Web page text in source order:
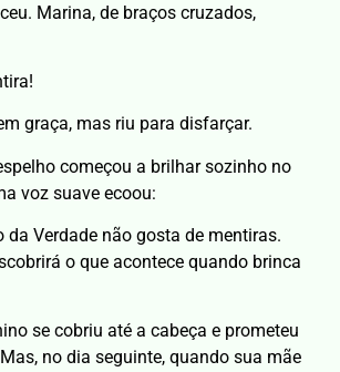
Marina, de braços cruzados,
graça, mas riu para disfarçar.
começou a brilhar sozinho no
voz suave ecoou:
Verdade não gosta de mentiras.
o que acontece quando brinca
se cobriu até a cabeça e prometeu
no dia seguinte, quando sua mãe